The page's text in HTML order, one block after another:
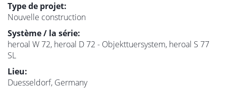
Type de projet:
Nouvelle construction
Système / la série:
heroal W 72, heroal D 72 - Objekttuersystem, heroal S 77
SL
Lieu:
Duesseldorf, Germany